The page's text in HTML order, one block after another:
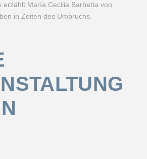
erzählt María Cecilia Barbetta von
in Zeiten des Umbruchs.